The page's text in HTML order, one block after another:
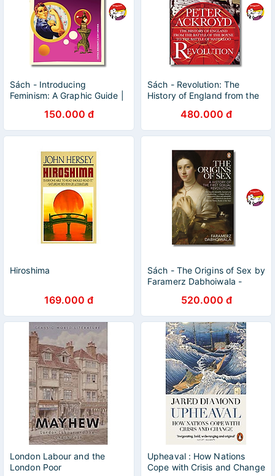
Sách - Introducing
Feminism: A Graphic Guide |
văn Nhập khẩu / Nữ quyền
150.000 đ
Sách - Revolution: The
History of England from the
Battle of Waterloo
480.000 đ
Hiroshima
169.000 đ
Sách - The Origins of Sex by
Faramerz Dabhoiwala -
- Sách Ngoại Văn
520.000 đ
London Labour and the
London Poor
Upheaval : How Nations
Cope with Crisis and Change